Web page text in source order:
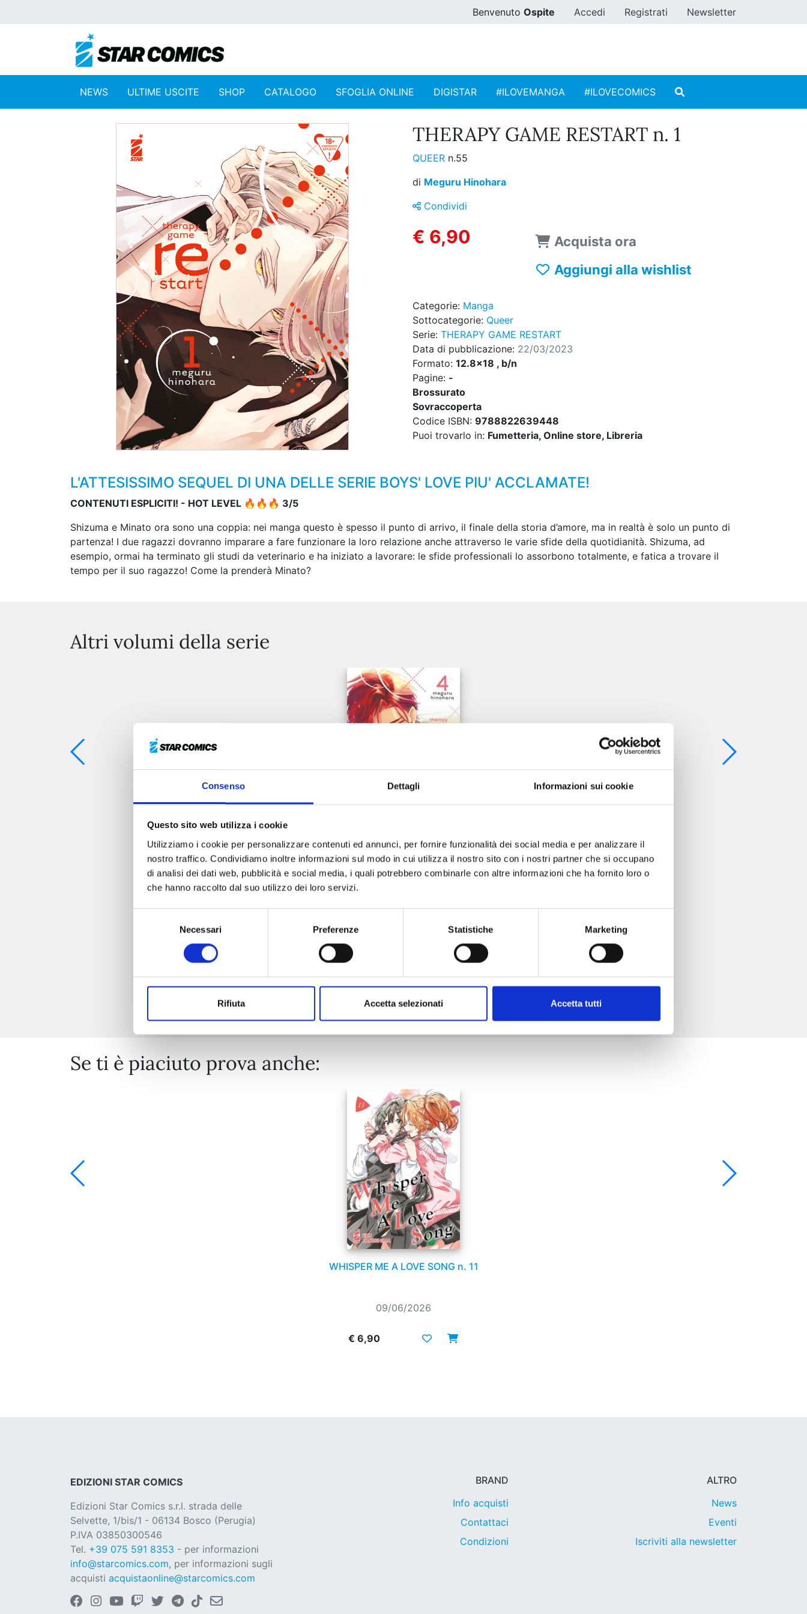
Consenso Dettagli Informazioni sui cookie
Questo sito web utilizza i cookie
Utilizziamo i cookie per personalizzare contenuti ed annunci, per fornire funzionalità dei social media e per analizzare il
nostro traffico. Condividiamo inoltre informazioni sul modo in cui utilizza il nostro sito con i nostri partner che si occupano
di analisi dei dati web, pubblicità e social media, i quali potrebbero combinarle con altre informazioni che ha fornito loro o
che hanno raccolto dal suo utilizzo dei loro servizi.
Necessari Preferenze Statistiche Marketing
Rifiuta Accetta selezionati Accetta tutti
Benvenuto Ospite Accedi Registrati Newsletter
NEWS ULTIME USCITE SHOP CATALOGO SFOGLIA ONLINE DIGISTAR #ILOVEMANGA #ILOVECOMICS
THERAPY GAME RESTART n. 1
QUEER n.55
di Meguru Hinohara
Condividi
€ 6,90
Acquista ora
Aggiungi alla wishlist
Categorie: Manga
Sottocategorie: Queer
Serie: THERAPY GAME RESTART
Data di pubblicazione: 22/03/2023
Formato: 12.8x18 , b/n
Pagine: -
Brossurato
Sovraccoperta
Codice ISBN: 9788822639448
Puoi trovarlo in: Fumetteria, Online store, Libreria
L'ATTESISSIMO SEQUEL DI UNA DELLE SERIE BOYS' LOVE PIU' ACCLAMATE!
CONTENUTI ESPLICITI! - HOT LEVEL 🔥🔥🔥 3/5
Shizuma e Minato ora sono una coppia: nei manga questo è spesso il punto di arrivo, il finale della storia d’amore, ma in realtà è solo un punto di
partenza! I due ragazzi dovranno imparare a fare funzionare la loro relazione anche attraverso le varie sfide della quotidianità. Shizuma, ad
esempio, ormai ha terminato gli studi da veterinario e ha iniziato a lavorare: le sfide professionali lo assorbono totalmente, e fatica a trovare il
tempo per il suo ragazzo! Come la prenderà Minato?
Altri volumi della serie
THERAPY GAME RESTART n. 4
Mostra tutto
Se ti è piaciuto prova anche:
WHISPER ME A LOVE SONG n. 11
09/06/2026
€ 6,90
EDIZIONI STAR COMICS
Edizioni Star Comics s.r.l. strada delle
Selvette, 1/bis/1 - 06134 Bosco (Perugia)
P.IVA 03850300546
Tel. +39 075 591 8353 - per informazioni
info@starcomics.com, per informazioni sugli
acquisti acquistaonline@starcomics.com
BRAND
Info acquisti
Contattaci
Condizioni
ALTRO
News
Eventi
Iscriviti alla newsletter